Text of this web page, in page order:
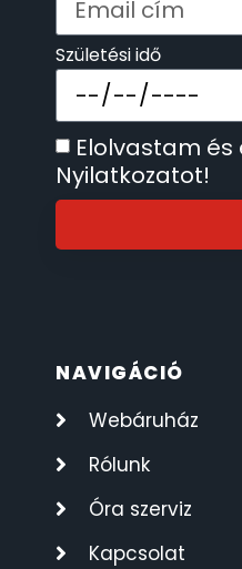
Születési idő
Elolvastam
Nyilatkozatot!
NAVIGÁCIÓ
Webáruház
Rólunk
Óra szerviz
Kapcsolat
SANTA BARBARA
SEIKO
STOPPER
SZÁMOLÓGÉPEK